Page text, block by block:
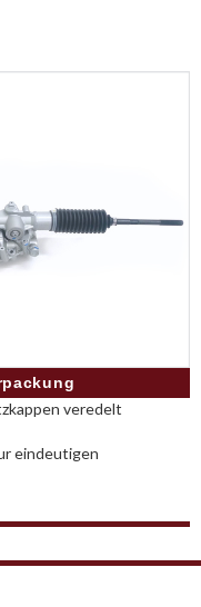
veredelt
eindeutigen